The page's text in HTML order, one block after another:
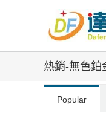
熱銷-無色鉑
Popular